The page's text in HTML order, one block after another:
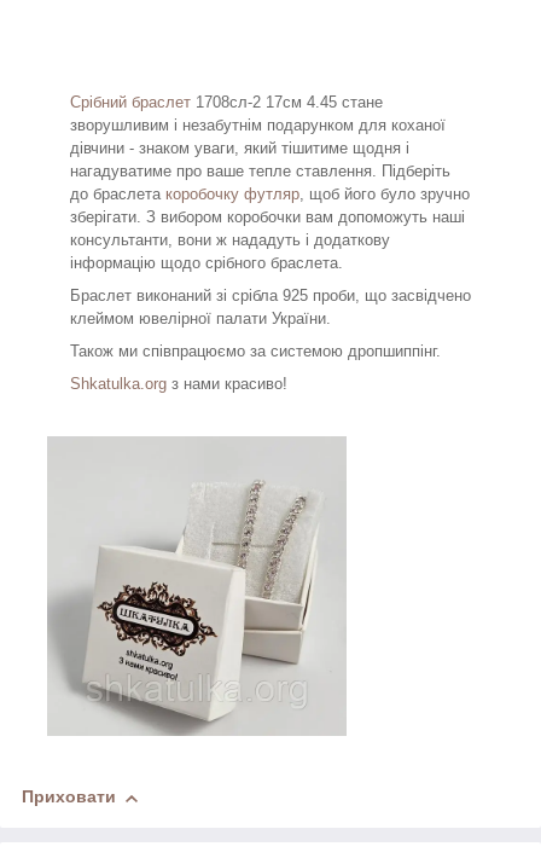
Срібний браслет 1708сл-2 17см 4.45 стане
зворушливим і незабутнім подарунком для коханої
дівчини - знаком уваги, який тішитиме щодня і
нагадуватиме про ваше тепле ставлення. Підберіть
до браслета коробочку футляр, щоб його було зручно
зберігати. З вибором коробочки вам допоможуть наші
консультанти, вони ж нададуть і додаткову
інформацію щодо срібного браслета.
Браслет виконаний зі срібла 925 проби, що засвідчено
клеймом ювелірної палати України.
Також ми співпрацюємо за системою дропшиппінг.
Shkatulka.org з нами красиво!
Приховати